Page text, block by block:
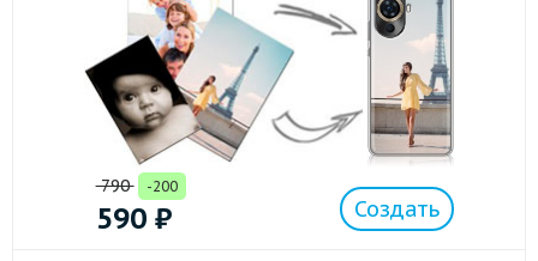
790 -200
590 ₽ Создать